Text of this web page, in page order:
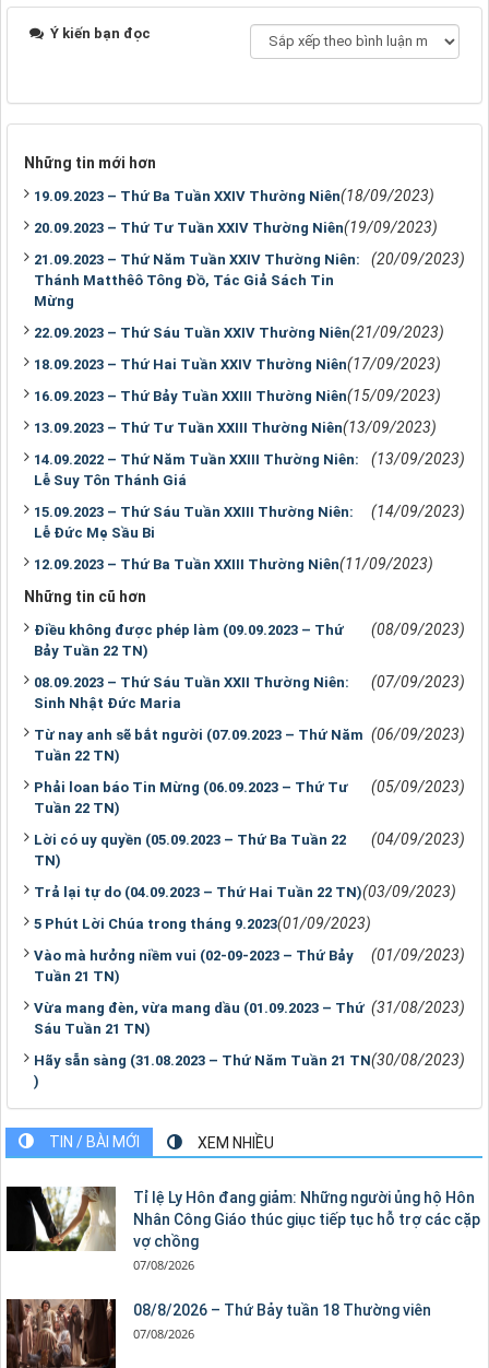
Ý kiến bạn đọc
Những tin mới hơn
19.09.2023 – Thứ Ba Tuần XXIV Thường Niên(18/09/2023)
20.09.2023 – Thứ Tư Tuần XXIV Thường Niên(19/09/2023)
21.09.2023 – Thứ Năm Tuần XXIV Thường Niên:
Thánh Matthêô Tông Đồ, Tác Giả Sách Tin
Mừng
(20/09/2023)
22.09.2023 – Thứ Sáu Tuần XXIV Thường Niên(21/09/2023)
18.09.2023 – Thứ Hai Tuần XXIV Thường Niên(17/09/2023)
16.09.2023 – Thứ Bảy Tuần XXIII Thường Niên(15/09/2023)
13.09.2023 – Thứ Tư Tuần XXIII Thường Niên(13/09/2023)
14.09.2022 – Thứ Năm Tuần XXIII Thường Niên:
Lễ Suy Tôn Thánh Giá
(13/09/2023)
15.09.2023 – Thứ Sáu Tuần XXIII Thường Niên:
Lễ Đức Mẹ Sầu Bi
(14/09/2023)
12.09.2023 – Thứ Ba Tuần XXIII Thường Niên(11/09/2023)
Những tin cũ hơn
Điều không được phép làm (09.09.2023 – Thứ
Bảy Tuần 22 TN)
(08/09/2023)
08.09.2023 – Thứ Sáu Tuần XXII Thường Niên:
Sinh Nhật Đức Maria
(07/09/2023)
Từ nay anh sẽ bắt người (07.09.2023 – Thứ Năm
Tuần 22 TN)
(06/09/2023)
Phải loan báo Tin Mừng (06.09.2023 – Thứ Tư
Tuần 22 TN)
(05/09/2023)
Lời có uy quyền (05.09.2023 – Thứ Ba Tuần 22
TN)
(04/09/2023)
Trả lại tự do (04.09.2023 – Thứ Hai Tuần 22 TN)(03/09/2023)
5 Phút Lời Chúa trong tháng 9.2023(01/09/2023)
Vào mà hưởng niềm vui (02-09-2023 – Thứ Bảy
Tuần 21 TN)
(01/09/2023)
Vừa mang đèn, vừa mang dầu (01.09.2023 – Thứ
Sáu Tuần 21 TN)
(31/08/2023)
Hãy sẵn sàng (31.08.2023 – Thứ Năm Tuần 21 TN
)
(30/08/2023)
TIN / BÀI MỚI XEM NHIỀU
Tỉ lệ Ly Hôn đang giảm: Những người ủng hộ Hôn
Nhân Công Giáo thúc giục tiếp tục hỗ trợ các cặp
vợ chồng
07/08/2026
08/8/2026 – Thứ Bảy tuần 18 Thường viên
07/08/2026